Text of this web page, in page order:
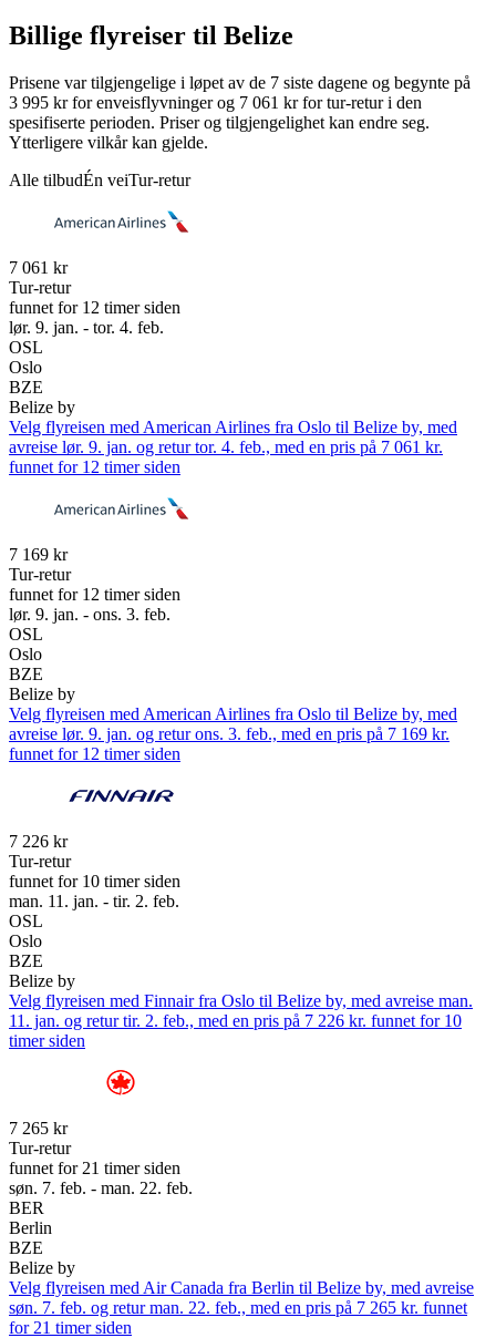
Billige flyreiser til Belize
Prisene var tilgjengelige i løpet av de 7 siste dagene og begynte på
3 995 kr for enveisflyvninger og 7 061 kr for tur-retur i den
spesifiserte perioden. Priser og tilgjengelighet kan endre seg.
Ytterligere vilkår kan gjelde.
Alle tilbudÉn veiTur-retur
7 061 kr
Tur-retur
funnet for 12 timer siden
lør. 9. jan. - tor. 4. feb.
OSL
Oslo
BZE
Belize by
Velg flyreisen med American Airlines fra Oslo til Belize by, med
avreise lør. 9. jan. og retur tor. 4. feb., med en pris på 7 061 kr.
funnet for 12 timer siden
7 169 kr
Tur-retur
funnet for 12 timer siden
lør. 9. jan. - ons. 3. feb.
OSL
Oslo
BZE
Belize by
Velg flyreisen med American Airlines fra Oslo til Belize by, med
avreise lør. 9. jan. og retur ons. 3. feb., med en pris på 7 169 kr.
funnet for 12 timer siden
7 226 kr
Tur-retur
funnet for 10 timer siden
man. 11. jan. - tir. 2. feb.
OSL
Oslo
BZE
Belize by
Velg flyreisen med Finnair fra Oslo til Belize by, med avreise man.
11. jan. og retur tir. 2. feb., med en pris på 7 226 kr. funnet for 10
timer siden
7 265 kr
Tur-retur
funnet for 21 timer siden
søn. 7. feb. - man. 22. feb.
BER
Berlin
BZE
Belize by
Velg flyreisen med Air Canada fra Berlin til Belize by, med avreise
søn. 7. feb. og retur man. 22. feb., med en pris på 7 265 kr. funnet
for 21 timer siden